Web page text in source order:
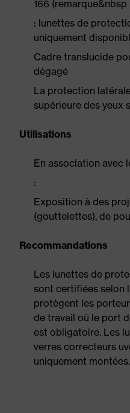
166 (remarque&nbsp
: lunettes de
uniquement
Cadre translucide
dégagé
La protection
supérieure des yeux
Utilisations
En association avec
:
Exposition à des
(gouttelettes), de
Recommandations
Les lunettes de
sont certifiées selon
protègent les
de travail où le port
est obligatoire. Les
verres correcteurs
uniquement montées.